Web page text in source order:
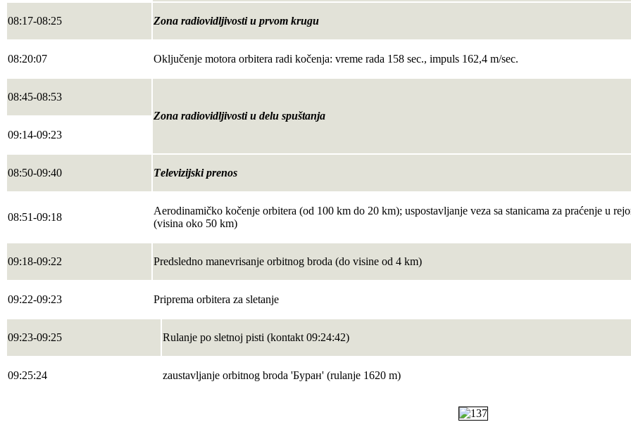
08:17-08:25 Zona radiovidljivosti u prvom krugu
08:20:07 Oključenje motora orbitera radi kočenja: vreme rada 158 sec., impuls 162,4 m/sec.
08:45-08:53
Zona radiovidljivosti u delu spuštanja
09:14-09:23
08:50-09:40 Теlevizijski prenos
08:51-09:18
Аerodinamičko kočenje orbitera (оd 100 km do 20 km); uspostavljanje veza sa stanicama za praćenje u
(visina oko 50 km)
09:18-09:22 Predsledno manevrisanje orbitnog broda (do visine od 4 km)
09:22-09:23 Priprema orbitera za sletanje
09:23-09:25 Rulanje po sletnoj pisti (kontakt 09:24:42)
09:25:24 zaustavljanje orbitnog broda 'Буран' (rulanje 1620 m)